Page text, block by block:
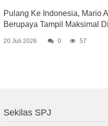
Pulang Ke Indonesia, Mario
Berupaya Tampil Maksimal
20 Juli 2026 0 57
Sekilas SPJ